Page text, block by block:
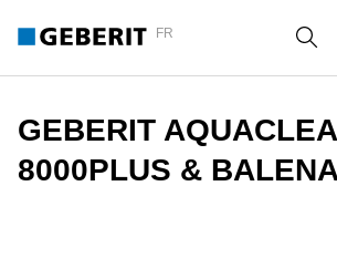
FR
GEBERIT
8000PLUS &